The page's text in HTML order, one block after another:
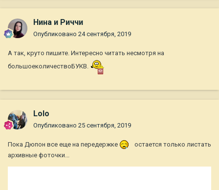
Нина и Риччи
Опубликовано 24 сентября, 2019
А так, круто пишите. Интересно читать несмотря на
большоеколичествоБУКВ.
Lolo
Опубликовано 25 сентября, 2019
Пока Дюпон все еще на передержке
остается только листать
архивные фоточки...